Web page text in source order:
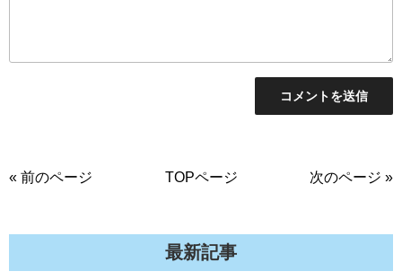
« 前のページ TOPページ 次のページ »
最新記事